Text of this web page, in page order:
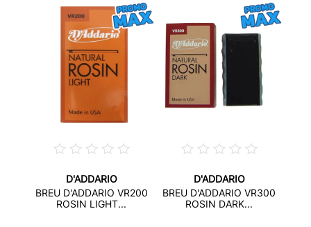
D'ADDARIO
BREU D'ADDARIO VR200
ROSIN LIGHT...
D'ADDARIO
BREU D'ADDARIO VR300
ROSIN DARK...